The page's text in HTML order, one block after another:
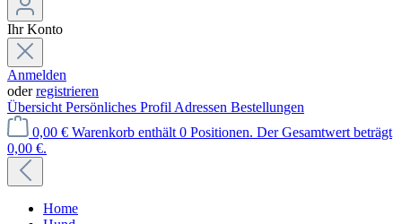
Ihr Konto
Anmelden
oderregistrieren
Übersicht Persönliches Profil Adressen Bestellungen
0,00 € Warenkorb enthält 0 Positionen. Der Gesamtwert beträgt
0,00 €.
Home